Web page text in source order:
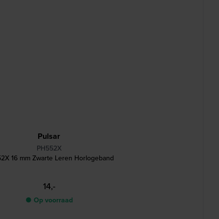
Pulsar
PH552X
16 mm Zwarte Leren Horlogeband
14,-
● Op voorraad